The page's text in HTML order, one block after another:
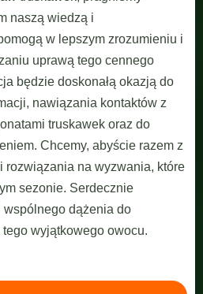
naszą wiedzą i
w lepszym zrozumieniu i
uprawą tego cennego
będzie doskonałą okazją do
nawiązania kontaktów z
truskawek oraz do
Chcemy, abyście razem z
rozwiązania na wyzwania, które
sezonie. Serdecznie
wspólnego dążenia do
wyjątkowego owocu.